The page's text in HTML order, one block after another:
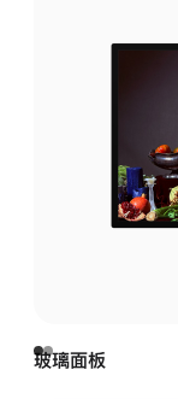
玻璃面板